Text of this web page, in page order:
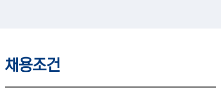
채용조건